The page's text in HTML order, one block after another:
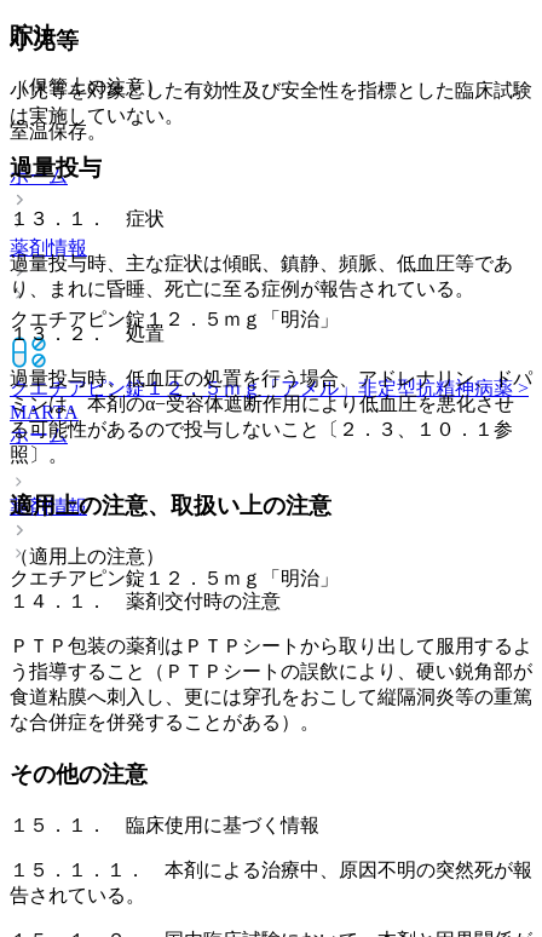
貯法
（保管上の注意）
室温保存。
ホーム
薬剤情報
クエチアピン錠１２．５ｍｇ「明治」
クエチアピン錠１２．５ｍｇ「アメル」 非定型抗精神病薬 >
MARTA
ホーム
薬剤情報
クエチアピン錠１２．５ｍｇ「明治」
小児等
小児等を対象とした有効性及び安全性を指標とした臨床試験
は実施していない。
過量投与
１３．１． 症状
過量投与時、主な症状は傾眠、鎮静、頻脈、低血圧等であ
り、まれに昏睡、死亡に至る症例が報告されている。
１３．２． 処置
過量投与時、低血圧の処置を行う場合、アドレナリン、ドパ
ミンは、本剤のα−受容体遮断作用により低血圧を悪化させ
る可能性があるので投与しないこと〔２．３、１０．１参
照〕。
適用上の注意、取扱い上の注意
（適用上の注意）
１４．１． 薬剤交付時の注意
ＰＴＰ包装の薬剤はＰＴＰシートから取り出して服用するよ
う指導すること（ＰＴＰシートの誤飲により、硬い鋭角部が
食道粘膜へ刺入し、更には穿孔をおこして縦隔洞炎等の重篤
な合併症を併発することがある）。
その他の注意
１５．１． 臨床使用に基づく情報
１５．１．１． 本剤による治療中、原因不明の突然死が報
告されている。